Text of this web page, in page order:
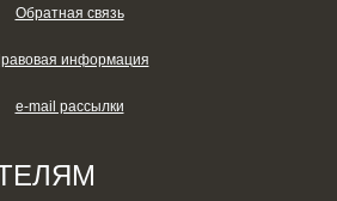
Обратная связь
информация
e-mail рассылки